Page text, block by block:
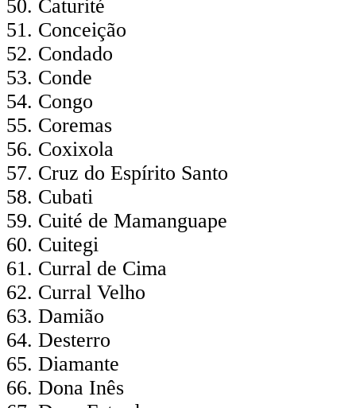
Caturité
Conceição
Condado
Conde
Congo
Coremas
Coxixola
Cruz do Espírito Santo
Cubati
Cuité de Mamanguape
Cuitegi
Curral de Cima
Curral Velho
Damião
Desterro
Diamante
Dona Inês